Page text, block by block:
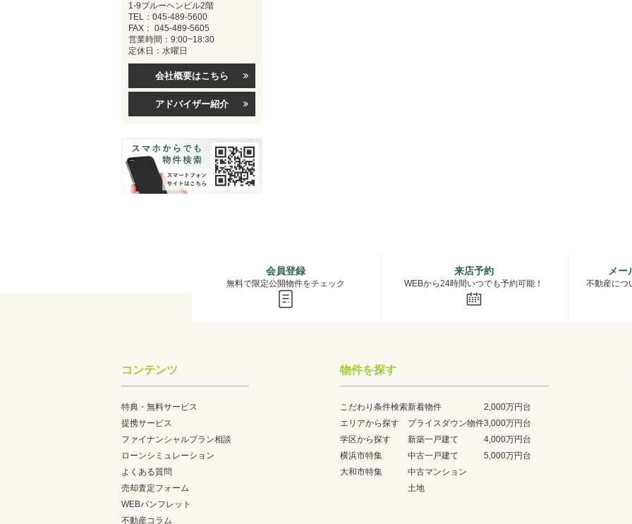
1-9ブルーヘンビル2階
TEL：045-489-5600
FAX： 045-489-5605
営業時間：9:00~18:30
定休日：水曜日
会社概要はこちら
アドバイザー紹介
会員登録
無料で限定公開物件をチェック
来店予約
WEBから24時間いつでも予約可能！
メー
不動産につ
コンテンツ
特典・無料サービス
提携サービス
ファイナンシャルプラン相談
ローンシミュレーション
よくある質問
売却査定フォーム
WEBパンフレット
不動産コラム
物件を探す
こだわり条件検索
エリアから探す
学区から探す
横浜市特集
大和市特集
新着物件
プライスダウン物件
新築一戸建て
中古一戸建て
中古マンション
土地
2,000万円台
3,000万円台
4,000万円台
5,000万円台